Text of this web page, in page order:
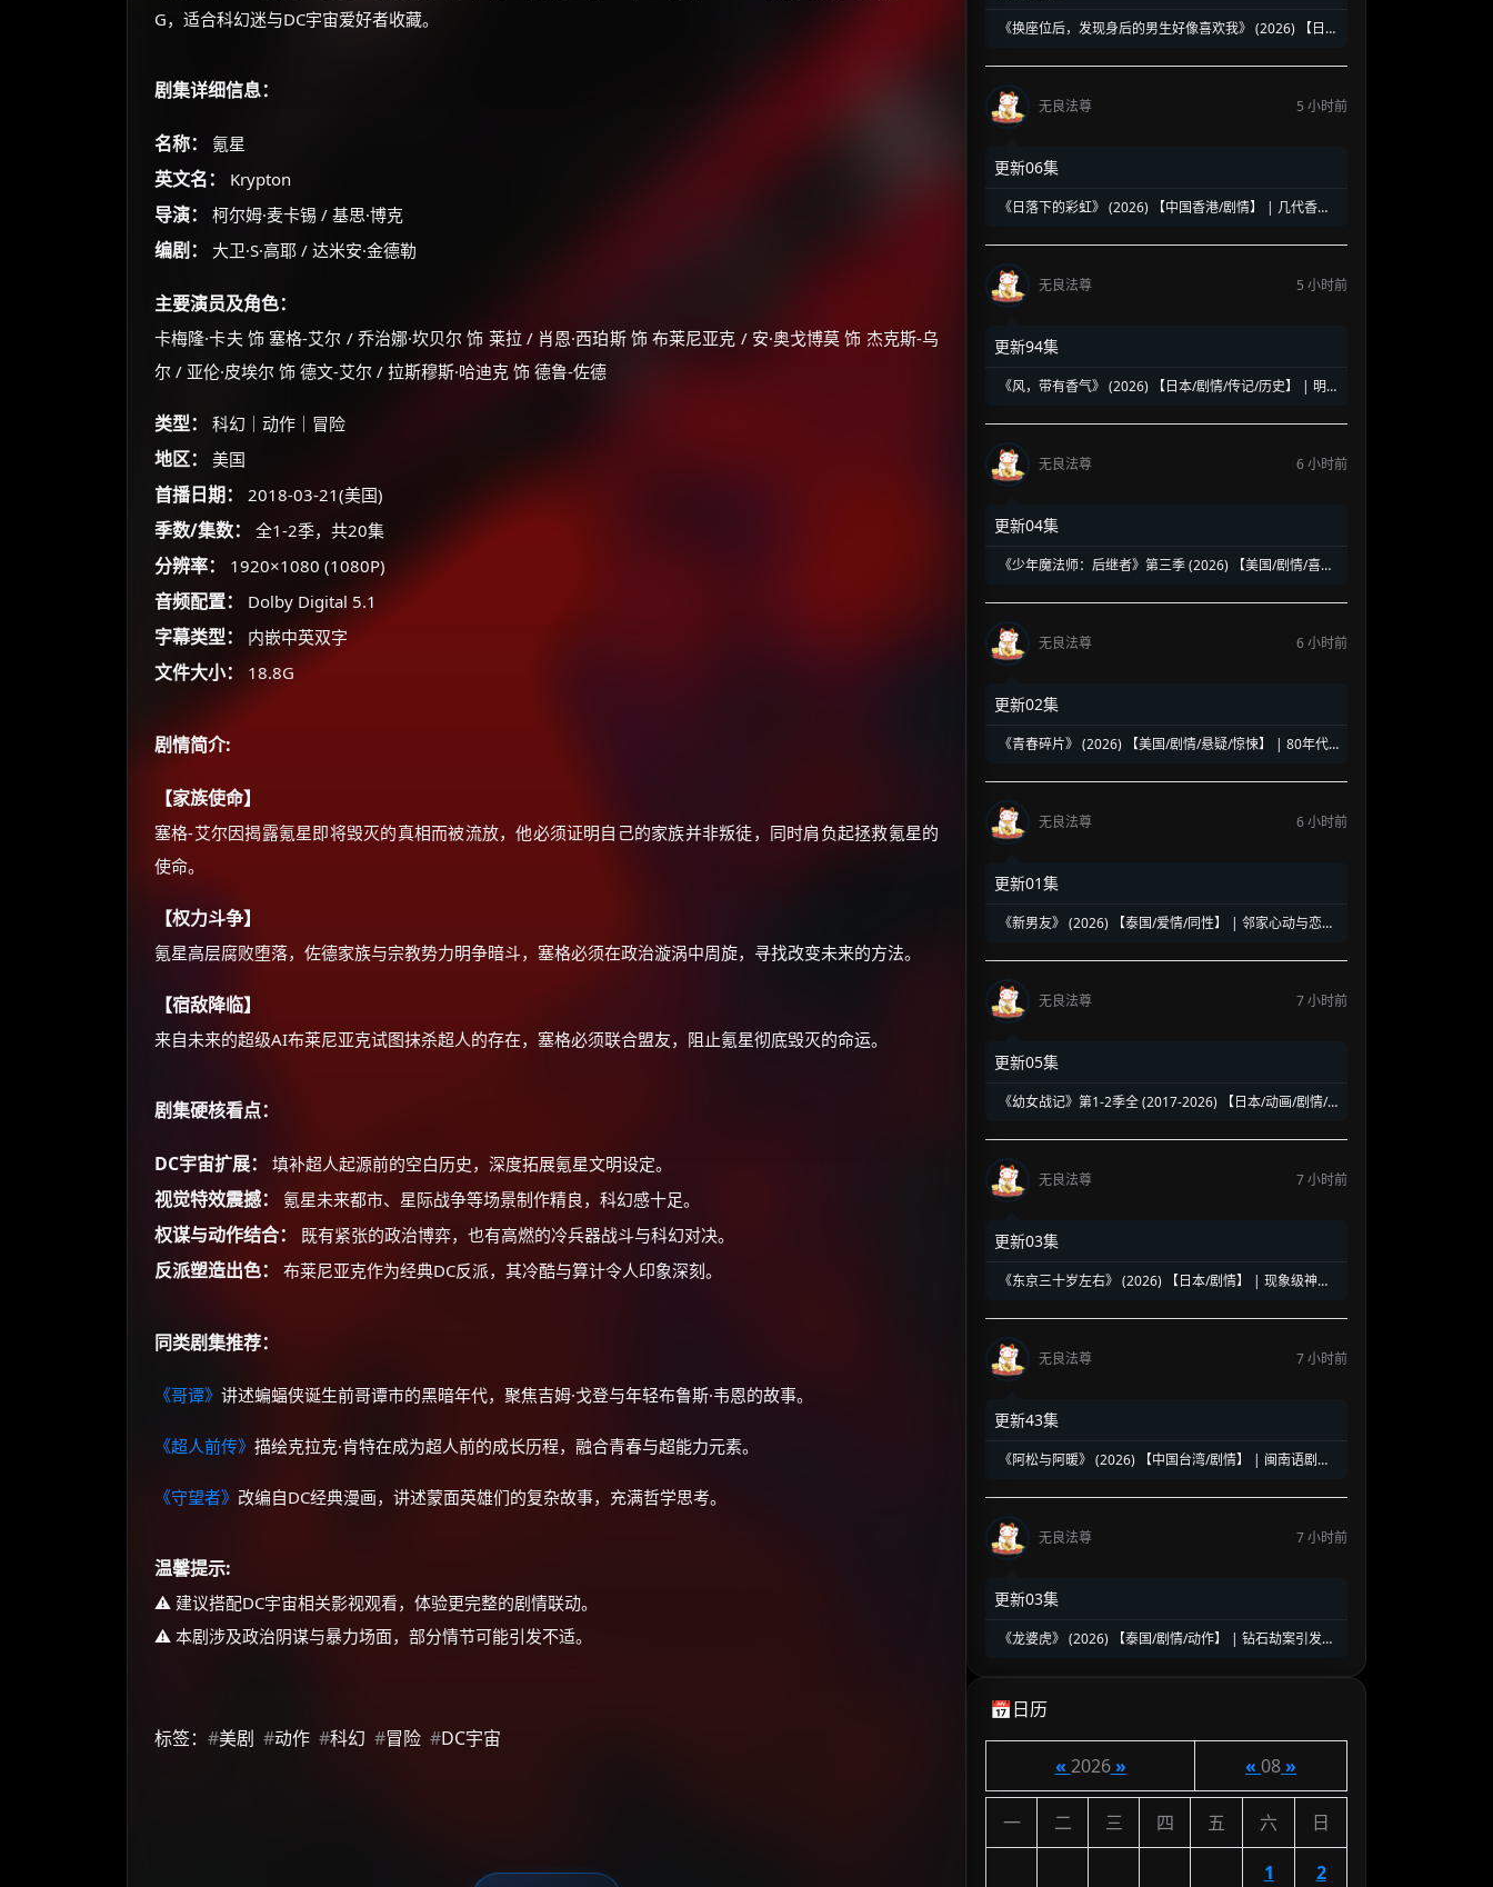
G，适合科幻迷与DC宇宙爱好者收藏。
剧集详细信息：
名称： 氪星
英文名： Krypton
导演： 柯尔姆·麦卡锡 / 基思·博克
编剧： 大卫·S·高耶 / 达米安·金德勒
主要演员及角色：
卡梅隆·卡夫 饰 塞格-艾尔 / 乔治娜·坎贝尔 饰 莱拉 / 肖恩·西珀斯 饰 布莱尼亚克 / 安·奥戈博莫 饰 杰克斯-乌
尔 / 亚伦·皮埃尔 饰 德文-艾尔 / 拉斯穆斯·哈迪克 饰 德鲁-佐德
类型： 科幻｜动作｜冒险
地区： 美国
首播日期： 2018-03-21(美国)
季数/集数： 全1-2季，共20集
分辨率： 1920×1080 (1080P)
音频配置： Dolby Digital 5.1
字幕类型： 内嵌中英双字
文件大小： 18.8G
剧情简介:
【家族使命】
塞格-艾尔因揭露氪星即将毁灭的真相而被流放，他必须证明自己的家族并非叛徒，同时肩负起拯救氪星的
使命。
【权力斗争】
氪星高层腐败堕落，佐德家族与宗教势力明争暗斗，塞格必须在政治漩涡中周旋，寻找改变未来的方法。
【宿敌降临】
来自未来的超级AI布莱尼亚克试图抹杀超人的存在，塞格必须联合盟友，阻止氪星彻底毁灭的命运。
剧集硬核看点：
DC宇宙扩展： 填补超人起源前的空白历史，深度拓展氪星文明设定。
视觉特效震撼： 氪星未来都市、星际战争等场景制作精良，科幻感十足。
权谋与动作结合： 既有紧张的政治博弈，也有高燃的冷兵器战斗与科幻对决。
反派塑造出色： 布莱尼亚克作为经典DC反派，其冷酷与算计令人印象深刻。
同类剧集推荐：
《哥谭》 讲述蝙蝠侠诞生前哥谭市的黑暗年代，聚焦吉姆·戈登与年轻布鲁斯·韦恩的故事。
《超人前传》 描绘克拉克·肯特在成为超人前的成长历程，融合青春与超能力元素。
《守望者》 改编自DC经典漫画，讲述蒙面英雄们的复杂故事，充满哲学思考。
温馨提示:
⚠️ 建议搭配DC宇宙相关影视观看，体验更完整的剧情联动。
⚠️ 本剧涉及政治阴谋与暴力场面，部分情节可能引发不适。
标签： #美剧 #动作 #科幻 #冒险 #DC宇宙
《换座位后，发现身后的男生好像喜欢我》 (2026) 【日
座位引发的直球高甜校园BL
无良法尊
5 小时前
更新06集
《日落下的彩虹》 (2026) 【中国香港/剧情】 | 几代香港
无良法尊 5 小时前
更新94集
《风，带有香气》 (2026) 【日本/剧情/传记/历史】 | 明
醒之路
无良法尊
6 小时前
更新04集
《少年魔法师：后继者》第三季 (2026) 【美国/剧情/喜剧/
拯救家族
无良法尊
6 小时前
更新02集
《青春碎片》 (2026) 【美国/剧情/悬疑/惊悚】 | 80年代
无良法尊 6 小时前
更新01集
《新男友》 (2026) 【泰国/爱情/同性】 | 邻家心动与恋爱
无良法尊 7 小时前
更新05集
《幼女战记》第1-2季全 (2017-2026) 【日本/动画/剧情/
异世界神作
无良法尊
7 小时前
更新03集
《东京三十岁左右》 (2026) 【日本/剧情】 | 现象级神剧
无良法尊 7 小时前
更新43集
《阿松与阿暖》 (2026) 【中国台湾/剧情】 | 闽南语剧视
无良法尊 7 小时前
更新03集
《龙婆虎》 (2026) 【泰国/剧情/动作】 | 钻石劫案引发的
📅日历
« 2026» « 08»
一 二 三 四 五 六 日
1 2
优惠券、活动红包，每日可领。
⚡ 前往【大淘客】领红包